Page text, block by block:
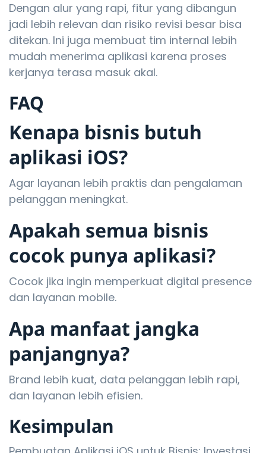
Dengan alur yang rapi, fitur yang dibangun
jadi lebih relevan dan risiko revisi besar bisa
ditekan. Ini juga membuat tim internal lebih
mudah menerima aplikasi karena proses
kerjanya terasa masuk akal.
FAQ
Kenapa bisnis butuh
aplikasi iOS?
Agar layanan lebih praktis dan pengalaman
pelanggan meningkat.
Apakah semua bisnis
cocok punya aplikasi?
Cocok jika ingin memperkuat digital presence
dan layanan mobile.
Apa manfaat jangka
panjangnya?
Brand lebih kuat, data pelanggan lebih rapi,
dan layanan lebih efisien.
Kesimpulan